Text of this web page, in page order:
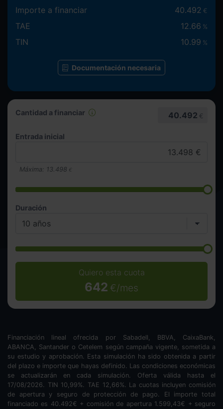
Cantidad a financiar 40.492 €
Entrada inicial
Máxima: 13.498 €
Duración
Quiero esta cuota
642 €/mes
Importe a financiar 40.492 €
TAE 12.66 %
TIN 10.99 %
Documentación necesaria
Financiación lineal ofrecida por Sabadell, BBVA, CaixaBank,
ABANCA, Santander o Cetelem según campaña vigente, sometida a
su estudio y aprobación. Esta simulación ha sido obtenida a partir
del plazo e importe que hayas definido. Las condiciones económicas
se actualizarán en cada simulación. Oferta válida hasta el
17/08/2026. TIN 10,99%. TAE 12,66%. La cuotas incluyen comisión
de apertura y seguro de protección de pago. El importe total
financiado es 40.492€ + comisión de apertura 1.599,43€ + seguro